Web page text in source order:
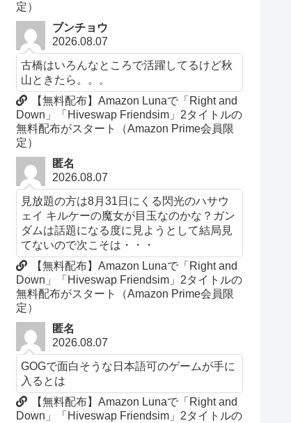
定）
ブンチョウ
2026.08.07
古橋はいろんなところで活躍してるけど秋
山ときたら。。。
【無料配布】Amazon Lunaで「Right and
Down」「Hiveswap Friendsim」2タイトルの
無料配布がスタート（Amazon Prime会員限
定）
匿名
2026.08.07
見放題の方は8月31日にくる閃光のハサウ
ェイ キルケーの魔女が目玉なのかな？ガン
ダムは話題になる度に見ようとして結局見
てないので次こそは・・・
【無料配布】Amazon Lunaで「Right and
Down」「Hiveswap Friendsim」2タイトルの
無料配布がスタート（Amazon Prime会員限
定）
匿名
2026.08.07
GOGで面白そうな日本語可のゲームが手に
入るとは
【無料配布】Amazon Lunaで「Right and
Down」「Hiveswap Friendsim」2タイトルの